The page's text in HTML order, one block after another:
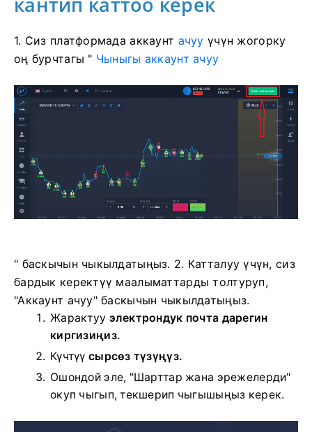
1. Сиз платформада аккаунт ачуу үчүн жогорку
оң бурчтагы " Чыныгы аккаунт ачуу
" баскычын чыкылдатыңыз. 2. Катталуу үчүн, сиз
бардык керектүү маалыматтарды толтуруп,
"Аккаунт ачуу" баскычын чыкылдатыңыз.
Жарактуу электрондук почта дарегин
киргизиңиз.
Күчтүү сырсөз түзүңүз.
Ошондой эле, "Шарттар жана эрежелерди"
окуп чыгып, текшерип чыгышыңыз керек.